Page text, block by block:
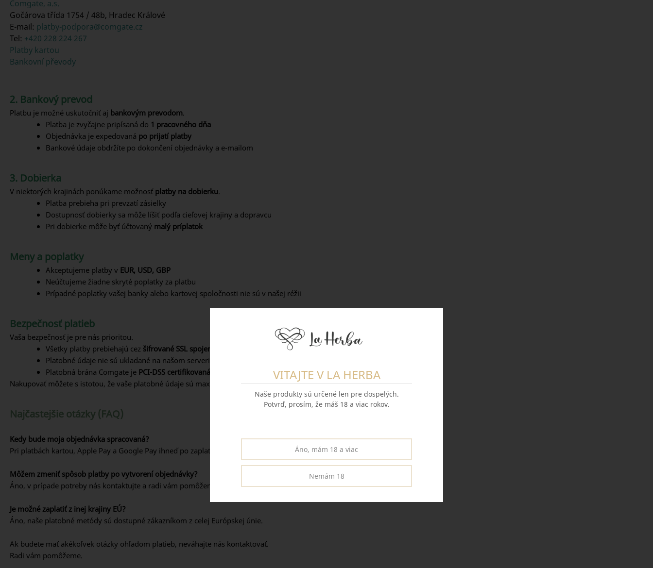
Comgate, a.s.
Gočárova třída 1754 / 48b, Hradec Králové
E-mail: platby-podpora@comgate.cz
Tel: +420 228 224 267
Platby kartou
Bankovní převody
2. Bankový prevod
Platbu je možné uskutočniť aj bankovým prevodom.
Platba je zvyčajne pripísaná do 1 pracovného dňa
Objednávka je expedovaná po prijatí platby
Bankové údaje obdržíte po dokončení objednávky a e-mailom
3. Dobierka
V niektorých krajinách ponúkame možnosť platby na dobierku.
Platba prebieha pri prevzatí zásielky
Dostupnosť dobierky sa môže líšiť podľa cieľovej krajiny a dopravcu
Pri dobierke môže byť účtovaný malý príplatok
Meny a poplatky
Akceptujeme platby v EUR, USD, GBP
Neúčtujeme žiadne skryté poplatky za platbu
Prípadné poplatky vašej banky alebo kartovej spoločnosti nie sú v našej réžii
Bezpečnosť platieb
Vaša bezpečnosť je pre nás prioritou.
Všetky platby prebiehajú cez šifrované SSL spojenie
Platobné údaje nie sú ukladané na našom serveri
Platobná brána Comgate je PCI-DSS certifikovaná
Nakupovať môžete s istotou, že vaše platobné údaje sú maximálne chránené.
Najčastejšie otázky (FAQ)
Kedy bude moja objednávka spracovaná?
Pri platbách kartou, Apple Pay a Google Pay ihneď po zaplatení. Pri bankovom prevode po pripísaní platby na účet.
Môžem zmeniť spôsob platby po vytvorení objednávky?
Áno, v prípade potreby nás kontaktujte a radi vám pomôžeme.
Je možné zaplatiť z inej krajiny EÚ?
Áno, naše platobné metódy sú dostupné zákazníkom z celej Európskej únie.
Ak budete mať akékoľvek otázky ohľadom platieb, neváhajte nás kontaktovať.
Radi vám pomôžeme.
VITAJTE V LA HERBA
Naše produkty sú určené len pre dospelých.
Potvrď, prosím, že máš 18 a viac rokov.
Áno, mám 18 a viac
Nemám 18